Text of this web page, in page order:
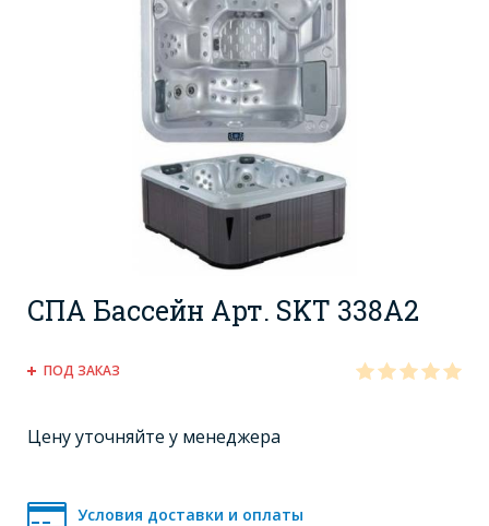
СПА Бассейн Арт. SKT 338А2
ПОД ЗАКАЗ
Цену уточняйте у менеджера
Условия доставки и оплаты